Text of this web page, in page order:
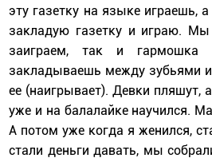
эту газетку на языке играешь,
закладую газетку и играю. Мы
заиграем, так и гармошка
закладываешь между зубьями
ее (наигрывает). Девки пляшут,
уже и на балалайке научился.
А потом уже когда я женился,
стали деньги давать, мы